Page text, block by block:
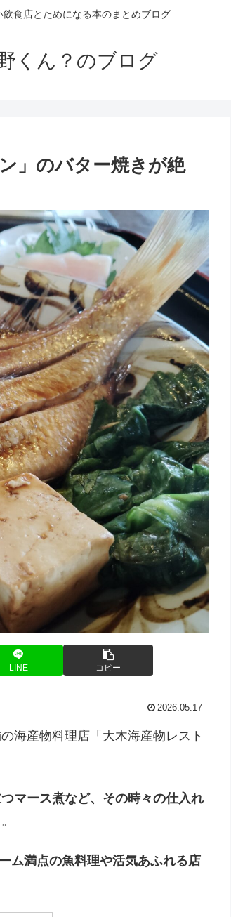
飲食店とためになる本のまとめブログ
くん？のブログ
」のバター焼きが絶
LINE コピー
2026.05.17
海産物料理店「大木海産物レスト
マース煮など、その時々の仕入れ
ム満点の魚料理や活気あふれる店